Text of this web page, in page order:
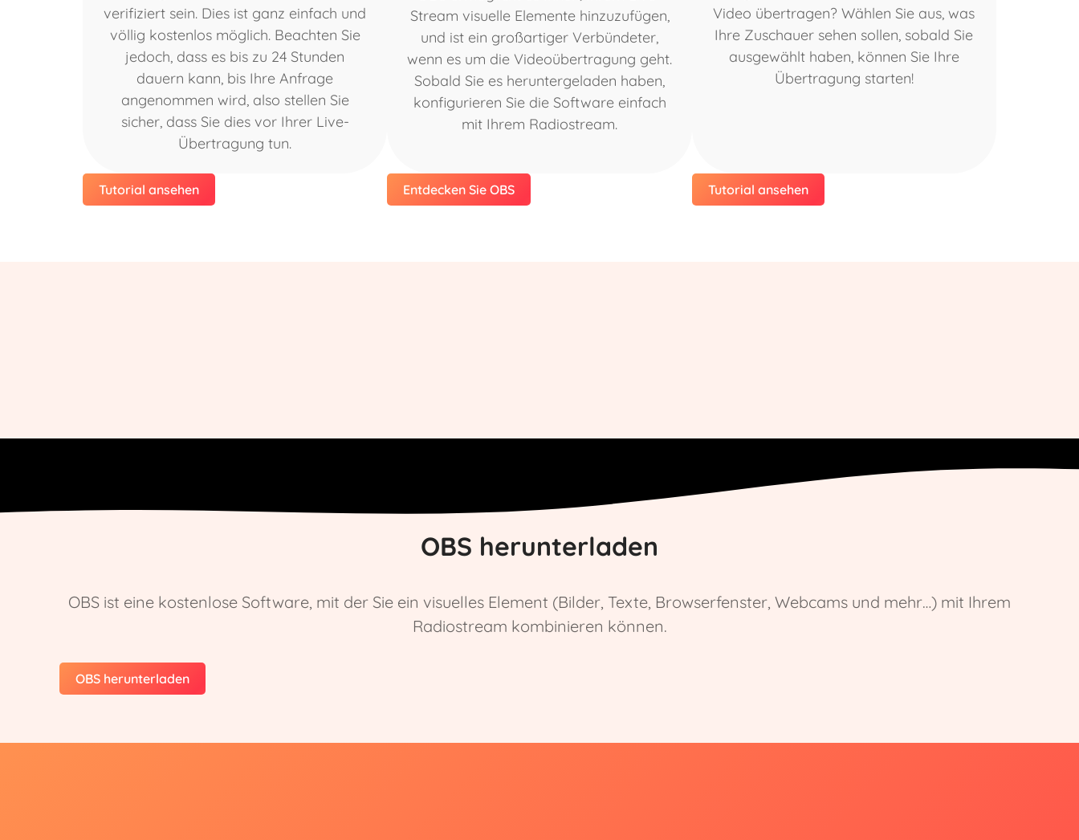
verifiziert sein. Dies ist ganz einfach und
völlig kostenlos möglich. Beachten Sie
jedoch, dass es bis zu 24 Stunden
dauern kann, bis Ihre Anfrage
angenommen wird, also stellen Sie
sicher, dass Sie dies vor Ihrer Live-
Übertragung tun.
Tutorial ansehen
Stream visuelle Elemente hinzuzufügen,
und ist ein großartiger Verbündeter,
wenn es um die Videoübertragung geht.
Sobald Sie es heruntergeladen haben,
konfigurieren Sie die Software einfach
mit Ihrem Radiostream.
Entdecken Sie OBS
Video übertragen? Wählen Sie aus, was
Ihre Zuschauer sehen sollen, sobald Sie
ausgewählt haben, können Sie Ihre
Übertragung starten!
Tutorial ansehen
OBS herunterladen
OBS ist eine kostenlose Software, mit der Sie ein visuelles Element (Bilder, Texte, Browserfenster, Webcams und mehr…) mit Ihrem
Radiostream kombinieren können.
OBS herunterladen